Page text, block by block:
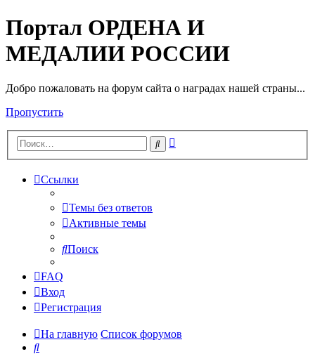
Портал ОРДЕНА И
МЕДАЛИИ РОССИИ
Добро пожаловать на форум сайта о наградах нашей страны...
Пропустить
Поиск
Ссылки
Темы без ответов
Активные темы
Поиск
FAQ
Вход
Регистрация
На главную Список форумов
Поиск